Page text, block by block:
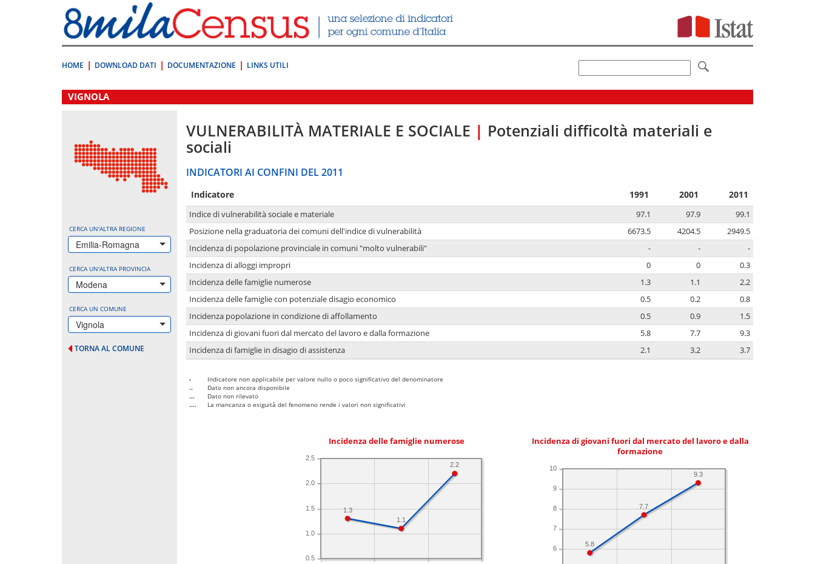
direttamente
a:
Contenuto
HOME DOWNLOAD DATI DOCUMENTAZIONE LINKS UTILI
.
VIGNOLA
CERCA UN'ALTRA REGIONE
Emilia-Romagna
CERCA UN'ALTRA PROVINCIA
Modena
CERCA UN COMUNE
Vignola
TORNA AL COMUNE
VULNERABILITÀ MATERIALE E SOCIALE | Potenziali difficoltà materiali e
sociali
INDICATORI AI CONFINI DEL 2011
Indicatore 1991 2001 2011
Indice di vulnerabilità sociale e materiale 97.1 97.9
99.1
Posizione nella graduatoria dei comuni dell'indice di vulnerabilità
6673.5 4204.5
2949.5
Incidenza di popolazione provinciale in comuni "molto vulnerabili"
- -
-
Incidenza di alloggi impropri
0 0
0.3
Incidenza delle famiglie numerose
1.3 1.1
2.2
Incidenza delle famiglie con potenziale disagio economico
0.5 0.2
0.8
Incidenza popolazione in condizione di affollamento
0.5 0.9
1.5
Incidenza di giovani fuori dal mercato del lavoro e dalla formazione
5.8 7.7
9.3
Incidenza di famiglie in disagio di assistenza
2.1 3.2 3.7
-
Indicatore non applicabile per valore nullo o poco significativo del denominatore
..
Dato non ancora disponibile
...
Dato non rilevato
....
La mancanza o esiguità del fenomeno rende i valori non significativi
Incidenza delle famiglie numerose
0.5
1.0
1.5
2.0
2.5
2.2
1.1
1.3
Incidenza di giovani fuori dal mercato del lavoro e dalla
formazione
6
7
8
9
10
9.3
7.7
5.8